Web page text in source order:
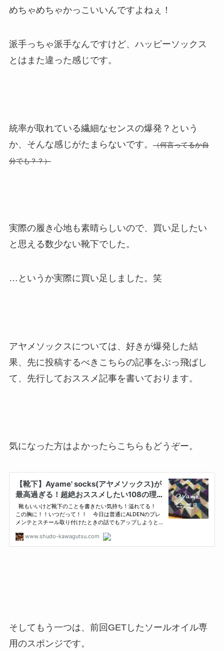
めちゃめちゃかっこいいんですよねぇ！
派手っちゃ派手なんですけど、ハッピーソックス
とはまた違った感じです。
統率が取れている繊細なセンスの爆発？という
か、そんな感じがたまらないです。
（何言ってるか自
分でも？？）
実際の履き心地も素晴らしいので、買い足したい
と思える数少ない靴下でした。
…というか実際に買い足しました。笑
アヤメソックスについては、好きが爆発した結
果、先に投稿するべきこちらの記事をぶっ飛ばし
て、先行しておススメ記事を書いております。
気になった方はよかったらこちらもどうぞー。
そしてもう一つは、前回GETしたソールオイル専
用のスポンジです。